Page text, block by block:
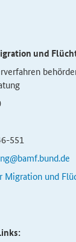
und
551
Migration und